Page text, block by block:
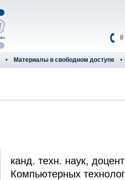
8
Материалы в свободном доступе
канд. техн. наук,
Компьютерных